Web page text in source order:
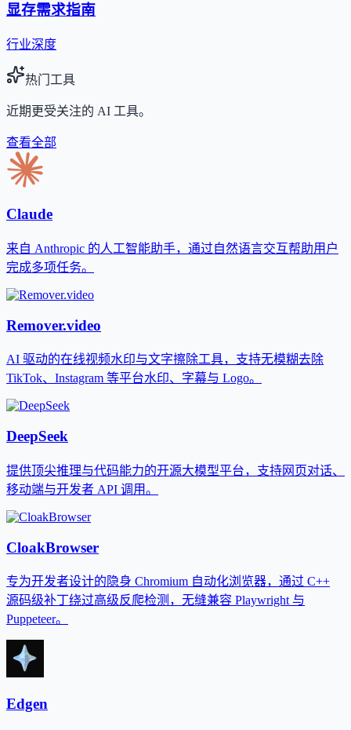
显存需求指南
行业深度
热门工具
近期更受关注的 AI 工具。
查看全部
Claude
来自 Anthropic 的人工智能助手，通过自然语言交互帮助用户
完成多项任务。
Remover.video
AI 驱动的在线视频水印与文字擦除工具，支持无模糊去除
TikTok、Instagram 等平台水印、字幕与 Logo。
DeepSeek
提供顶尖推理与代码能力的开源大模型平台，支持网页对话、
移动端与开发者 API 调用。
CloakBrowser
专为开发者设计的隐身 Chromium 自动化浏览器，通过 C++
源码级补丁绕过高级反爬检测，无缝兼容 Playwright 与
Puppeteer。
Edgen